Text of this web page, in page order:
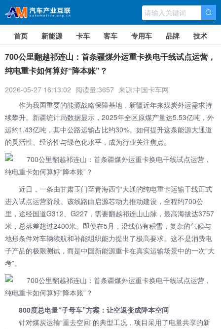
首页 新能源 卡车 客车 专用车 品牌 技术
700公里翻越祁连山：首条疆煤外运重卡换电干线试点运营，
纯电重卡如何算好“降本账”？
2026-05-27 16:13:02 阅读量:3657 来源:中国卡车网
作为我国重要的能源战略保障基地，新疆近年来煤炭外运需求持
续攀升。新疆统计局数据显示，2025年全区原煤产量达5.53亿吨，外
运约1.43亿吨，其中公路运输占比约30%。如何提升这条能源大通道
的灵活性、经济性与绿色化水平，成为行业关注焦点。
近日，一条由甘肃玉门至青海西宁大通的纯电重卡运输干线正式
进入试点运营阶段。该线路由启源芯动力推动建设，全程约700公
里，途经国道G312、G227，需要翻越祁连山山脉，最高海拔达3757
米，总落差超过2400米。即便在5月，沿线仍有积雪，复杂的气候与
地形条件对车辆续航和补能组织能力提出了极高要求。这不是消费电
子产品的极限测试，而是中国新能源重卡在真实运输场景中的一次“大
考”。
800度总电量“子母车”方案：让空返变成降本空间
针对煤炭运输“重去空回”的典型工况，项目采用了电量共享的新